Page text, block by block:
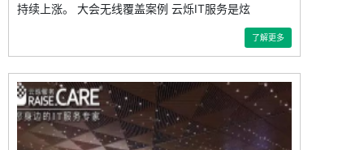
持续上涨。 大会无线覆盖案例 云烁IT服务是炫
了解更多